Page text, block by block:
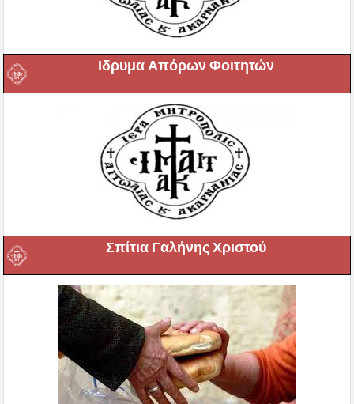
Ιδρυμα Απόρων Φοιτητών
Σπίτια Γαλήνης Χριστού